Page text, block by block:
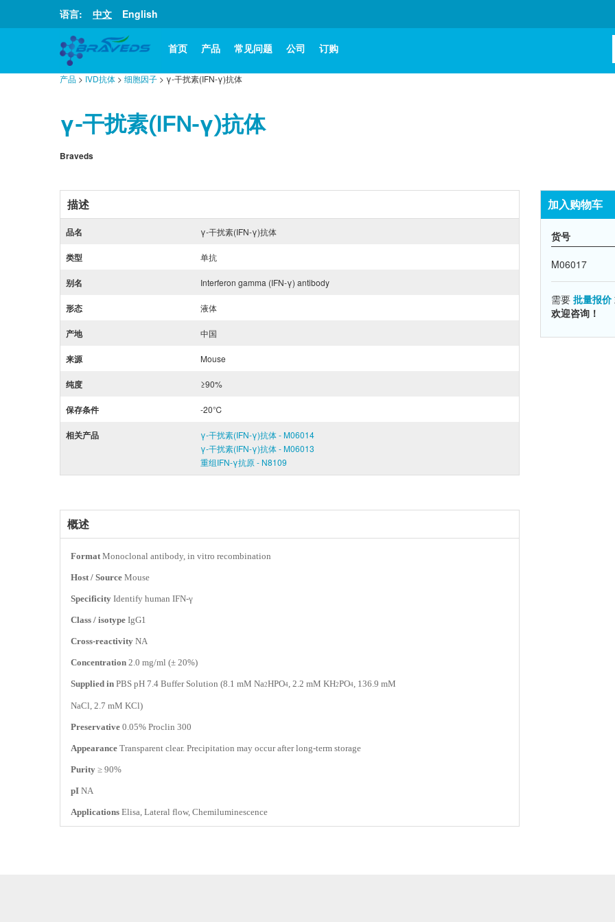
语言: 中文 English
首页 产品 常见问题 公司 订购
产品 > IVD抗体 > 细胞因子 > γ-干扰素(IFN-γ)抗体
γ-干扰素(IFN-γ)抗体
Braveds
描述
品名 γ-干扰素(IFN-γ)抗体
类型 单抗
别名 Interferon gamma (IFN-γ) antibody
形态 液体
产地 中国
来源 Mouse
纯度 ≥90%
保存条件 -20℃
相关产品
γ-干扰素(IFN-γ)抗体 - M06014
γ-干扰素(IFN-γ)抗体 - M06013
重组IFN-γ抗原 - N8109
概述
FormatMonoclonal antibody, in vitro recombination
Host / Source Mouse
Specificity Identify human IFN-γ
Class / isotype IgG1
Cross-reactivity NA
Concentration 2.0 mg/ml (± 20%)
Supplied in PBS pH 7.4 Buffer Solution (8.1 mM Na2HPO4, 2.2 mM KH2PO4, 136.9 mM
NaCl, 2.7 mM KCl)
Preservative 0.05% Proclin 300
Appearance Transparent clear. Precipitation may occur after long-term storage
Purity ≥ 90%
pI NA
Applications Elisa, Lateral flow, Chemiluminescence
加入购物车
货号
M06017
需要 批量报价
欢迎咨询！